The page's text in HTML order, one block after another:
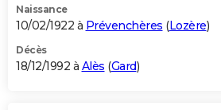
Naissance
10/02/1922 à Prévenchères (Lozère)
Décès
18/12/1992 à Alès (Gard)